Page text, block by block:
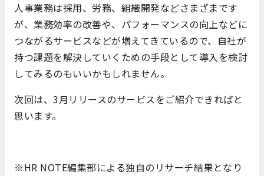
人事業務は採用、労務、組織開発などさまざまです
が、業務効率の改善や、パフォーマンスの向上などに
つながるサービスなどが増えてきているので、自社が
持つ課題を解決していくための手段として導入を検討
してみるのもいいかもしれません。
次回は、3月リリースのサービスをご紹介できればと
思います。
※HR NOTE編集部による独自のリサーチ結果となり